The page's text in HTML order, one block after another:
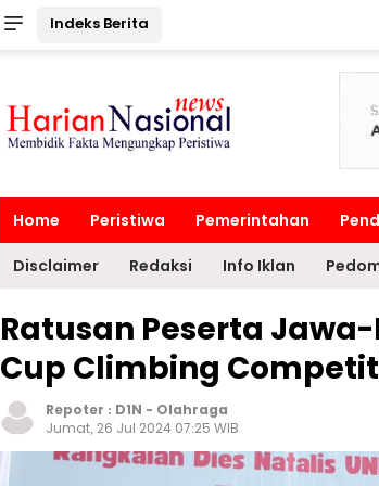
Indeks Berita
Home Peristiwa Pemerintahan
Disclaimer Redaksi Info Iklan
Ratusan Peserta
Cup Climbing
Repoter : D1N - Olahraga
Jumat, 26 Jul 2024 07:25 WIB